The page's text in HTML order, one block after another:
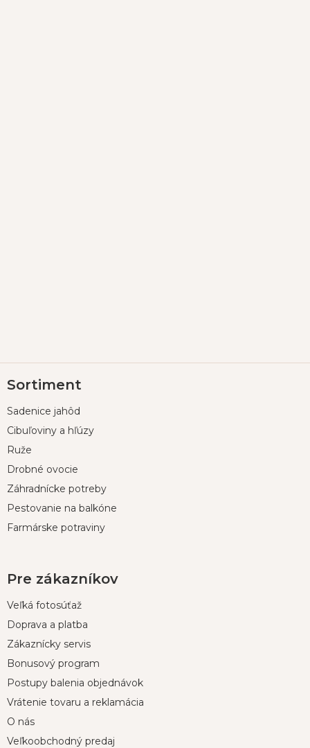
á
ä
Sortiment
Sadenice jahôd
Cibuľoviny a hľúzy
Ruže
Drobné ovocie
Záhradnícke potreby
Pestovanie na balkóne
Farmárske potraviny
Pre zákazníkov
Veľká fotosúťaž
Doprava a platba
Zákaznícky servis
Bonusový program
Postupy balenia objednávok
Vrátenie tovaru a reklamácia
O nás
Veľkoobchodný predaj